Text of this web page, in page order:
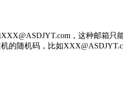
，这种邮箱
随机码，比如